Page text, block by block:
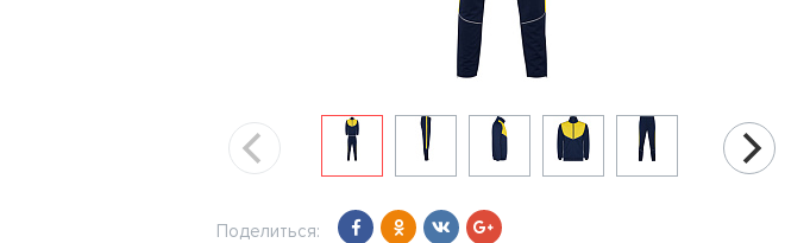
Поделиться: